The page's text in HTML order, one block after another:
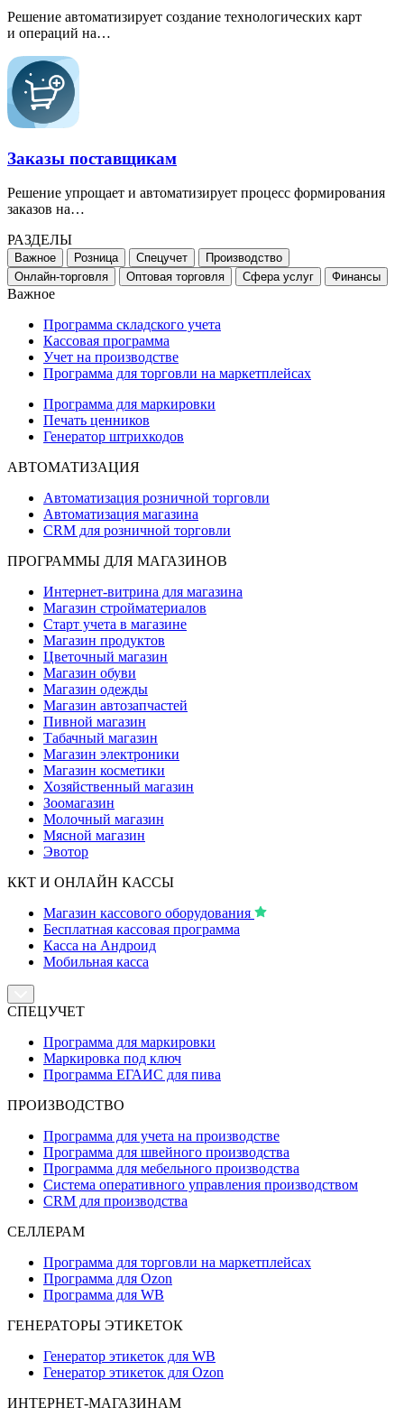
Решение автоматизирует создание технологических карт
и операций на…
Заказы поставщикам
Решение упрощает и автоматизирует процесс формирования
заказов на…
РАЗДЕЛЫ
Важное Розница Спецучет
Производство
Онлайн-торговля
Оптовая торговля Сфера услуг Финансы
Важное
Программа складского учета
Кассовая программа
Учет на производстве
Программа для торговли на маркетплейсах
Программа для маркировки
Печать ценников
Генератор штрихкодов
АВТОМАТИЗАЦИЯ
Автоматизация розничной торговли
Автоматизация магазина
CRM для розничной торговли
ПРОГРАММЫ ДЛЯ МАГАЗИНОВ
Интернет-витрина для магазина
Магазин стройматериалов
Старт учета в магазине
Магазин продуктов
Цветочный магазин
Магазин обуви
Магазин одежды
Магазин автозапчастей
Пивной магазин
Табачный магазин
Магазин электроники
Магазин косметики
Хозяйственный магазин
Зоомагазин
Молочный магазин
Мясной магазин
Эвотор
ККТ И ОНЛАЙН КАССЫ
Магазин кассового оборудования
Бесплатная кассовая программа
Касса на Андроид
Мобильная касса
СПЕЦУЧЕТ
Программа для маркировки
Маркировка под ключ
Программа ЕГАИС для пива
ПРОИЗВОДСТВО
Программа для учета на производстве
Программа для швейного производства
Программа для мебельного производства
Система оперативного управления производством
CRM для производства
СЕЛЛЕРАМ
Программа для торговли на маркетплейсах
Программа для Ozon
Программа для WB
ГЕНЕРАТОРЫ ЭТИКЕТОК
Генератор этикеток для WB
Генератор этикеток для Ozon
ИНТЕРНЕТ-МАГАЗИНАМ